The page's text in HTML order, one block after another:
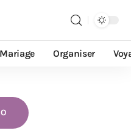
Mariage Organiser